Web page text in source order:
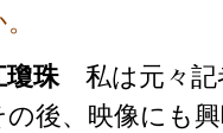
瓊珠私は元々記
の後、映像にも